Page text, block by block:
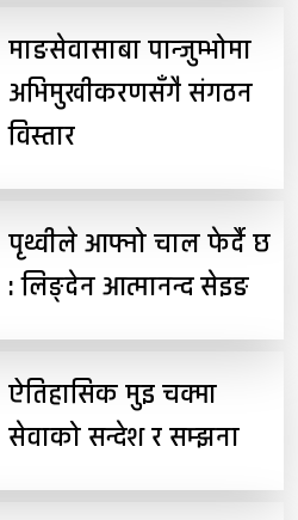
माङसेवासाबा पान्जुम्भोमा
अभिमुखीकरणसँगै संगठन
विस्तार
पृथ्वीले आफ्नो चाल फेर्दै छ
: लिङ्देन आत्मानन्द सेइङ
ऐतिहासिक मुइ चक्मा
सेवाको सन्देश र सम्झना